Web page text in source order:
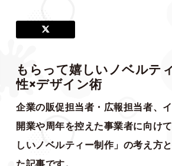
もらって嬉しいノベルテ
性×デザイン術
企業の販促担当者・広報担当者、イ
開業や周年を控えた事業者に向け
しいノベルティー制作」の考え方
た記事です。